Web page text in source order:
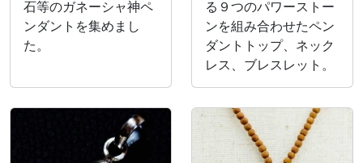
石等のガネーシャ神ペ
ンダントを集めまし
た。
る９つのパワーストー
ンを組み合わせたペン
ダントトップ、ネック
レス、ブレスレット。